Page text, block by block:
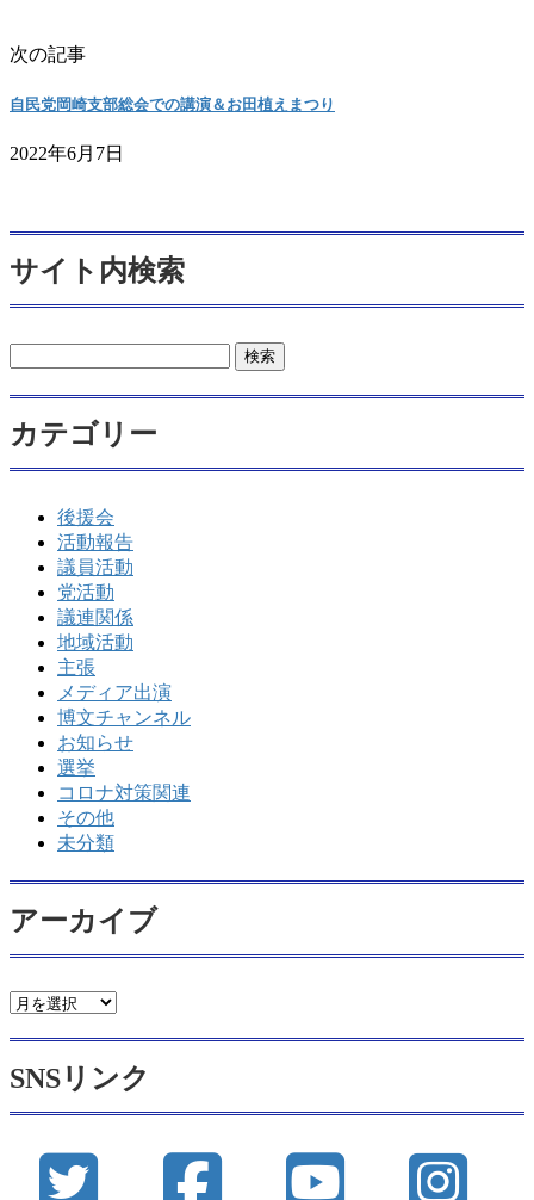
次の記事
自民党岡崎支部総会での講演＆お田植えまつり
2022年6月7日
サイト内検索
カテゴリー
後援会
活動報告
議員活動
党活動
議連関係
地域活動
主張
メディア出演
博文チャンネル
お知らせ
選挙
コロナ対策関連
その他
未分類
アーカイブ
ア
イ
SNSリンク